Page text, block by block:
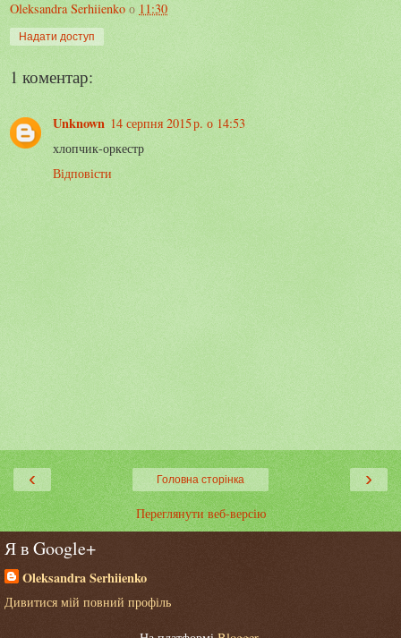
Oleksandra Serhiienko о 11:30
Надати доступ
1 коментар:
Unknown 14 серпня 2015 р. о 14:53
хлопчик-оркестр
Відповісти
‹ ›
Головна сторінка
Переглянути веб-версію
Я в Google+
Oleksandra Serhiienko
Дивитися мій повний профіль